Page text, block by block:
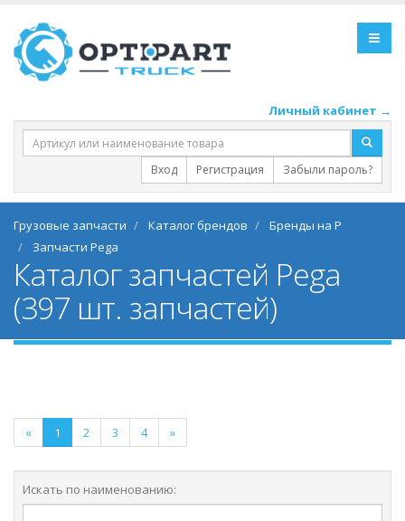
Личный кабинет →
Вход Регистрация Забыли пароль?
Грузовые запчасти Каталог брендов
Бренды на P
Запчасти Pega
Каталог запчастей Pega
(397 шт. запчастей)
« 1 2 3 4 »
Искать по наименованию: